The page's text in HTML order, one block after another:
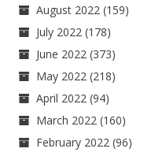
August 2022 (159)
July 2022 (178)
June 2022 (373)
May 2022 (218)
April 2022 (94)
March 2022 (160)
February 2022 (96)